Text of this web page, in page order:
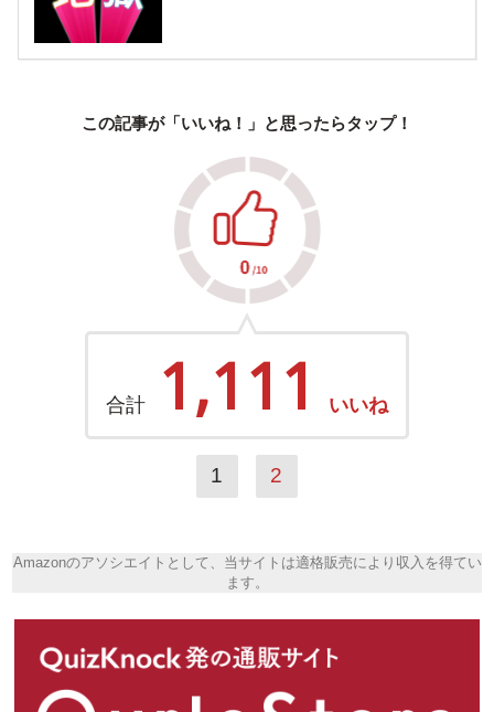
この記事が「いいね！」と思ったらタップ！
合計 1,111 いいね
1 2
Amazonのアソシエイトとして、当サイトは適格販売により収入を得てい
ます。